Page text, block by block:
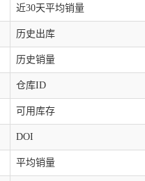
近30天平均销量
历史出库
历史销量
仓库ID
可用库存
DOI
平均销量